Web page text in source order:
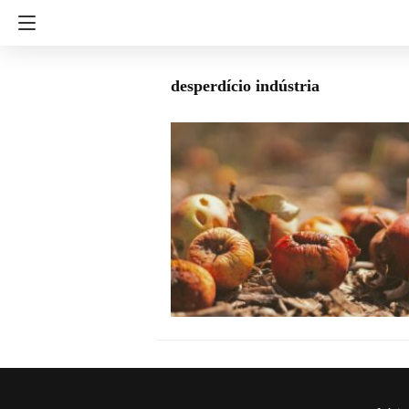
desperdício indústria